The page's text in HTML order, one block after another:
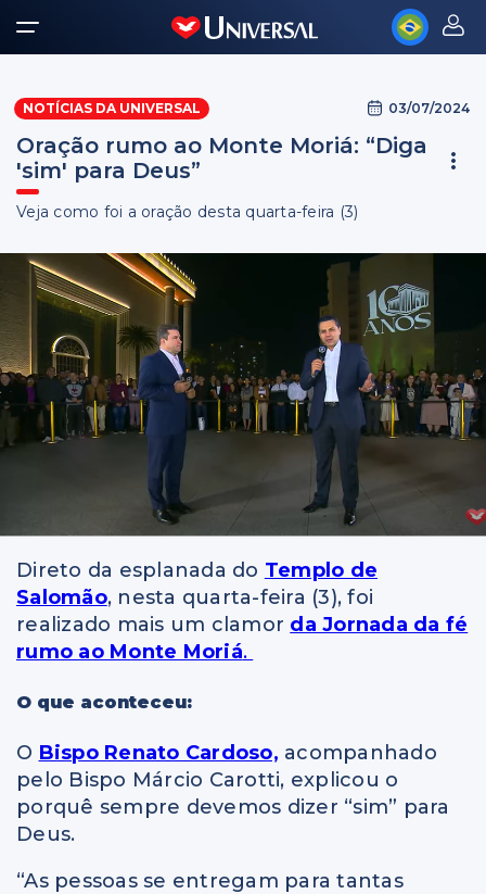
NOTÍCIAS DA UNIVERSAL 03/07/2024
Oração rumo ao Monte Moriá: “Diga
'sim' para Deus”
Veja como foi a oração desta quarta-feira (3)
Direto da esplanada do Templo de
Salomão, nesta quarta-feira (3), foi
realizado mais um clamor da Jornada da fé
rumo ao Monte Moriá.
O que aconteceu:
O Bispo Renato Cardoso, acompanhado
pelo Bispo Márcio Carotti, explicou o
porquê sempre devemos dizer “sim” para
Deus.
“As pessoas se entregam para tantas